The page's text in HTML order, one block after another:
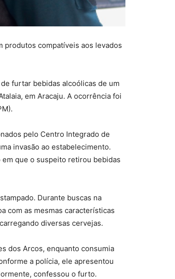
produtos compatíveis aos levados
furtar bebidas alcoólicas de um
em Aracaju. A ocorrência foi
pelo Centro Integrado de
invasão ao estabelecimento.
que o suspeito retirou bebidas
Durante buscas na
com as mesmas características
diversas cervejas.
dos Arcos, enquanto consumia
a polícia, ele apresentou
confessou o furto.